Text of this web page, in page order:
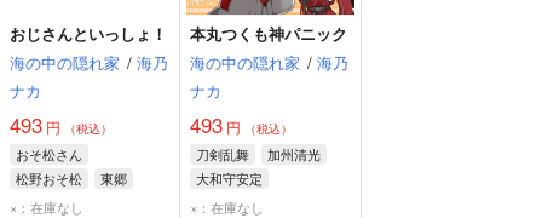
おじさんといっしょ！
海の中の隠れ家 / 海乃
ナカ
493 円 （税込）
おそ松さん
松野おそ松
東郷
×：在庫なし
本丸つくも神パニック
海の中の隠れ家 / 海乃
ナカ
493 円 （税込）
刀剣乱舞
加州清光
大和守安定
オールキャラ
×：在庫なし